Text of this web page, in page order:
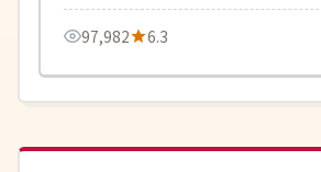
推荐观看。
97,982
6.3